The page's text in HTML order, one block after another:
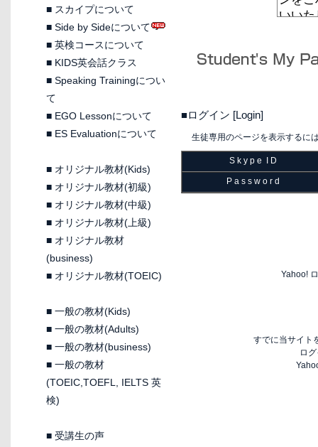
■ スカイプについて
■ Side by Sideについて
■ 英検コースについて
■ KIDS英会話クラス
■ Speaking Trainingについ
て
■ EGO Lessonについて
■ ES Evaluationについて
■ オリジナル教材(Kids)
■ オリジナル教材(初級)
■ オリジナル教材(中級)
■ オリジナル教材(上級)
■ オリジナル教材
(business)
■ オリジナル教材(TOEIC)
■ 一般の教材(Kids)
■ 一般の教材(Adults)
■ 一般の教材(business)
■ 一般の教材
(TOEIC,TOEFL, IELTS 英
検)
■ 受講生の声
■ログイン [Login]
生徒専用のページを表示するに
S k y p e I D
P a s s w o r d
Yahoo!
すでに当サイト
ロ